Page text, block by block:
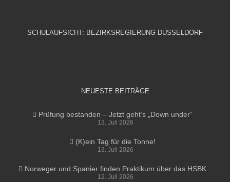
SCHULAUFSICHT: BEZIRKSREGIERUNG DÜSSELDORF
NEUESTE BEITRÄGE
Prüfung bestanden – Jetzt geht’s „Down under“
13. Juli 2026
(K)ein Tag für die Tonne!
13. Juli 2026
Norweger und Spanier finden Praktikum über das HSBK
12. Juli 2026